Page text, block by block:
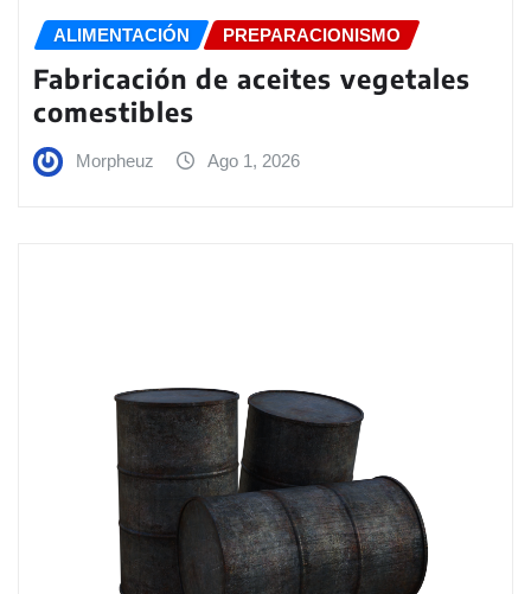
ALIMENTACIÓN PREPARACIONISMO
Fabricación de aceites vegetales
comestibles
Morpheuz Ago 1, 2026